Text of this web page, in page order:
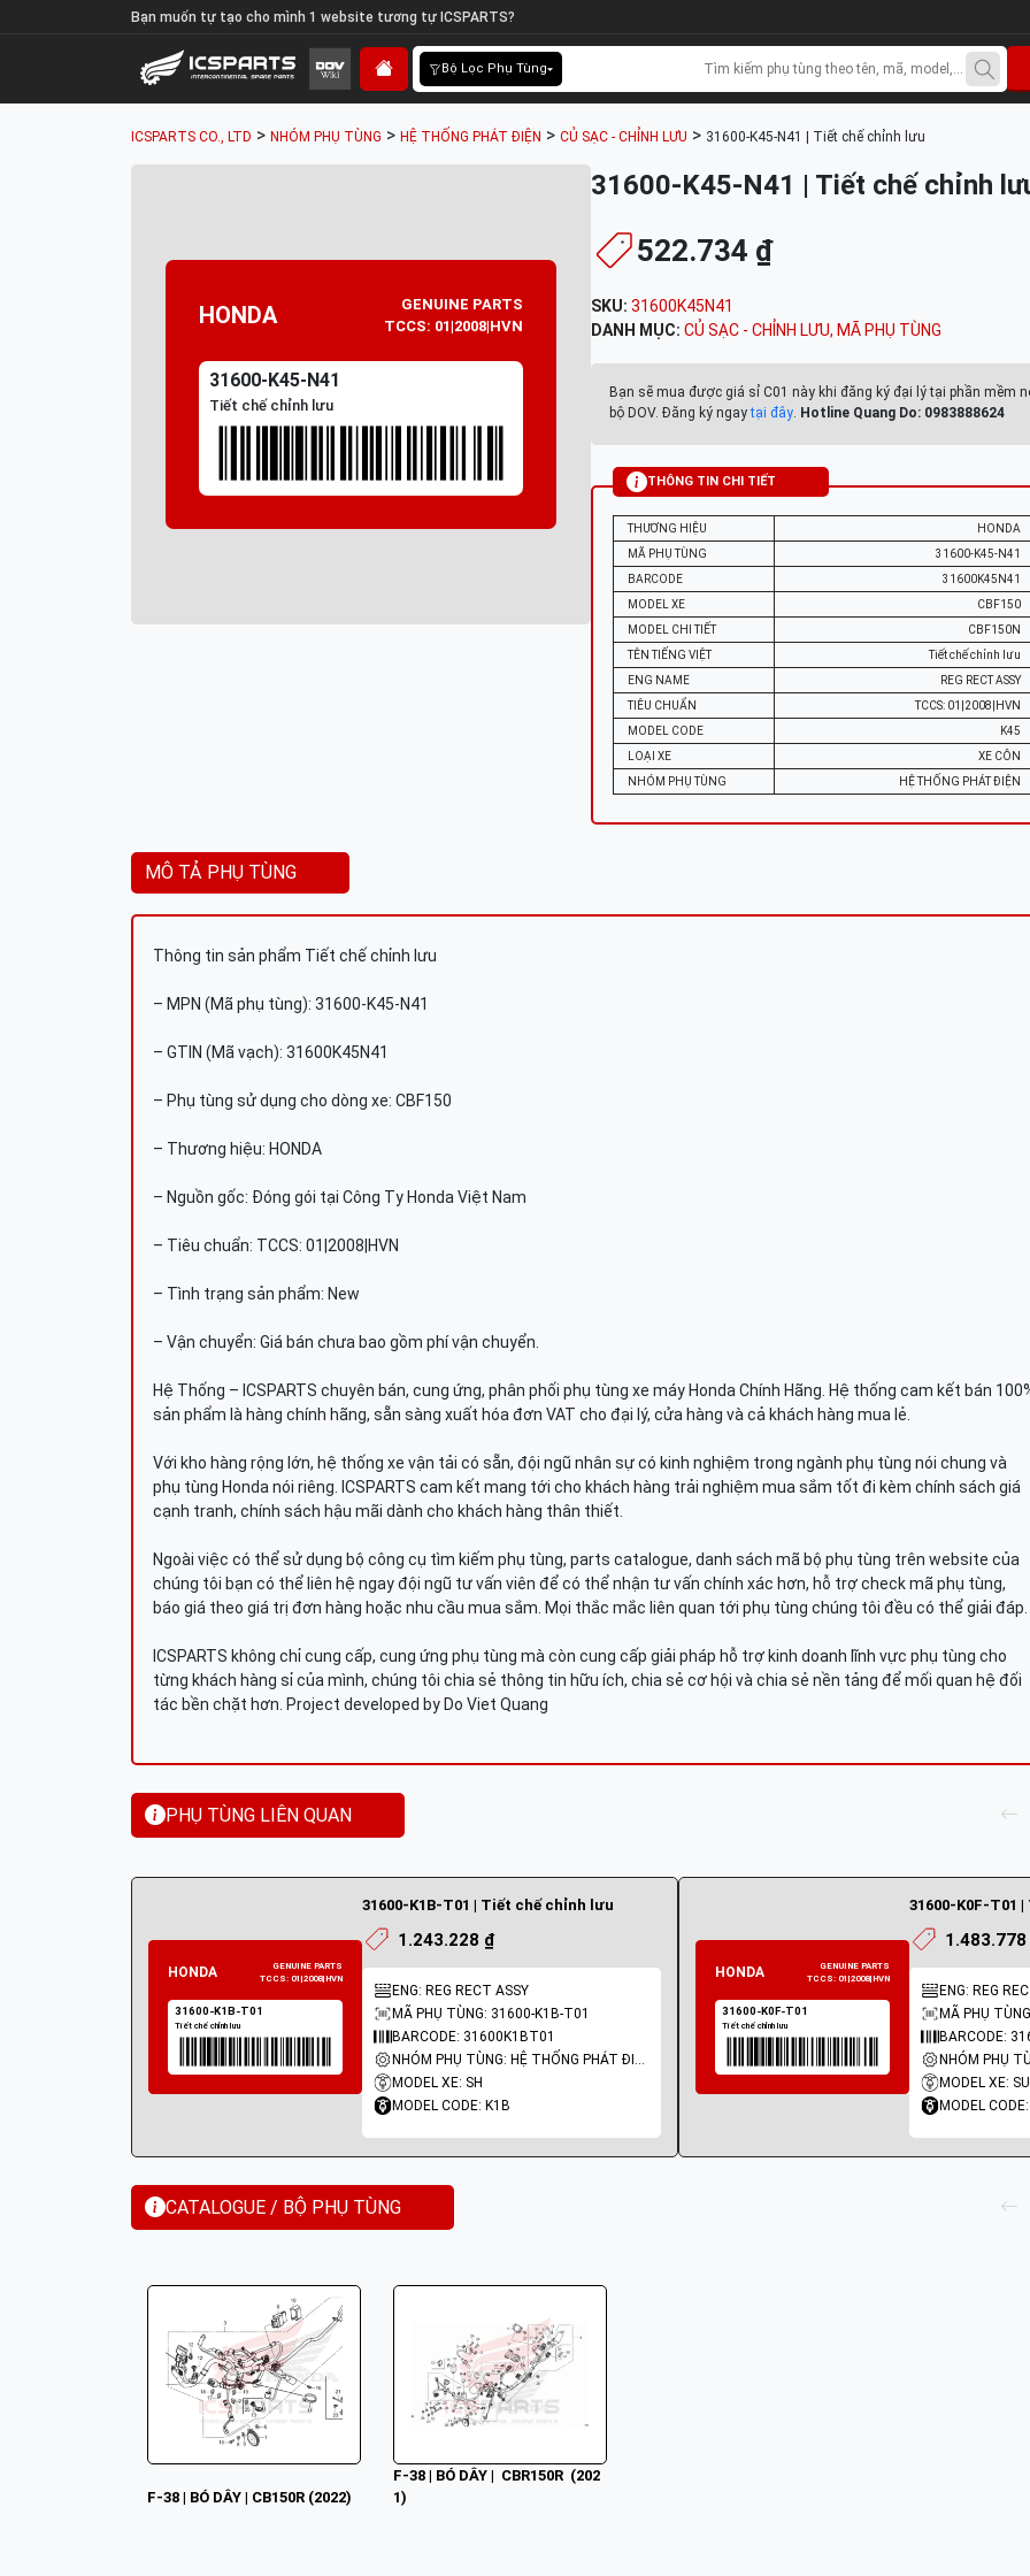
Bạn muốn tự tạo cho mình 1 website tương tự ICSPARTS?
Bộ Lọc Phụ Tùng
ICSPARTS CO., LTD > NHÓM PHỤ TÙNG > HỆ THỐNG PHÁT ĐIỆN > CỦ SẠC - CHỈNH LƯU > 31600-K45-N41 | Tiết chế chỉnh lưu
HONDA
GENUINE PARTS
TCCS: 01|2008|HVN
31600-K45-N41
Tiết chế chỉnh lưu
31600-K45-N41 | Tiết chế chỉnh
522.734 ₫
SKU: 31600K45N41
DANH MỤC: CỦ SẠC - CHỈNH LƯU, MÃ PHỤ TÙNG
Bạn sẽ mua được giá sỉ C01 này khi đăng ký đại lý tại phần mềm
bộ DOV. Đăng ký ngaytại đây. Hotline Quang Do: 0983888624
THÔNG TIN CHI TIẾT
THƯƠNG HIỆU
HONDA
MÃ PHỤ TÙNG
31600-K45-N41
BARCODE
31600K45N41
MODEL XE
CBF150
MODEL CHI TIẾT
CBF150N
TÊN TIẾNG VIỆT
Tiết chế chỉnh lưu
ENG NAME
REG RECT ASSY
TIÊU CHUẨN
TCCS: 01|2008|HVN
MODEL CODE
K45
LOẠI XE
XE CÔN
NHÓM PHỤ TÙNG
HỆ THỐNG PHÁT ĐIỆN
MÔ TẢ PHỤ TÙNG
Thông tin sản phẩm Tiết chế chỉnh lưu
– MPN (Mã phụ tùng): 31600-K45-N41
– GTIN (Mã vạch): 31600K45N41
– Phụ tùng sử dụng cho dòng xe: CBF150
– Thương hiệu: HONDA
– Nguồn gốc: Đóng gói tại Công Ty Honda Việt Nam
– Tiêu chuẩn: TCCS: 01|2008|HVN
– Tình trạng sản phẩm: New
– Vận chuyển: Giá bán chưa bao gồm phí vận chuyển.
Hệ Thống – ICSPARTS chuyên bán, cung ứng, phân phối phụ tùng xe máy Honda Chính Hãng. Hệ thống cam kết bán
sản phẩm là hàng chính hãng, sẵn sàng xuất hóa đơn VAT cho đại lý, cửa hàng và cả khách hàng mua lẻ.
Với kho hàng rộng lớn, hệ thống xe vận tải có sẵn, đội ngũ nhân sự có kinh nghiệm trong ngành phụ tùng nói chung và
phụ tùng Honda nói riêng. ICSPARTS cam kết mang tới cho khách hàng trải nghiệm mua sắm tốt đi kèm chính sách giá
cạnh tranh, chính sách hậu mãi dành cho khách hàng thân thiết.
Ngoài việc có thể sử dụng bộ công cụ tìm kiếm phụ tùng, parts catalogue, danh sách mã bộ phụ tùng trên website của
chúng tôi bạn có thể liên hệ ngay đội ngũ tư vấn viên để có thể nhận tư vấn chính xác hơn, hỗ trợ check mã phụ tùng,
báo giá theo giá trị đơn hàng hoặc nhu cầu mua sắm. Mọi thắc mắc liên quan tới phụ tùng chúng tôi đều có thể giải đáp.
ICSPARTS không chỉ cung cấp, cung ứng phụ tùng mà còn cung cấp giải pháp hỗ trợ kinh doanh lĩnh vực phụ tùng cho
từng khách hàng sỉ của mình, chúng tôi chia sẻ thông tin hữu ích, chia sẻ cơ hội và chia sẻ nền tảng để mối quan hệ đối
tác bền chặt hơn. Project developed by Do Viet Quang
PHỤ TÙNG LIÊN QUAN
31600-K1B-T01 | Tiết chế chỉnh lưu
1.243.228 ₫
ENG: REG RECT ASSY
MÃ PHỤ TÙNG: 31600-K1B-T01
BARCODE: 31600K1BT01
NHÓM PHỤ TÙNG: HỆ THỐNG PHÁT ĐIỆN
MODEL XE: SH
MODEL CODE: K1B
31600-K0F-T01
1.483.778
ENG: REG
MÃ PHỤ
BARCODE:
MODEL XE:
MODEL
CATALOGUE / BỘ PHỤ TÙNG
F-38 | BÓ DÂY | CB150R (2022)
F-38 | BÓ DÂY |  CBR150R  (202
1)